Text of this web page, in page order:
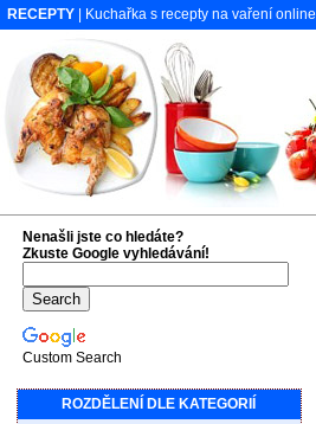
RECEPTY | Kuchařka s recepty na vaření online
Nenašli jste co hledáte?
Zkuste Google vyhledávání!
Custom Search
ROZDĚLENÍ DLE KATEGORIÍ